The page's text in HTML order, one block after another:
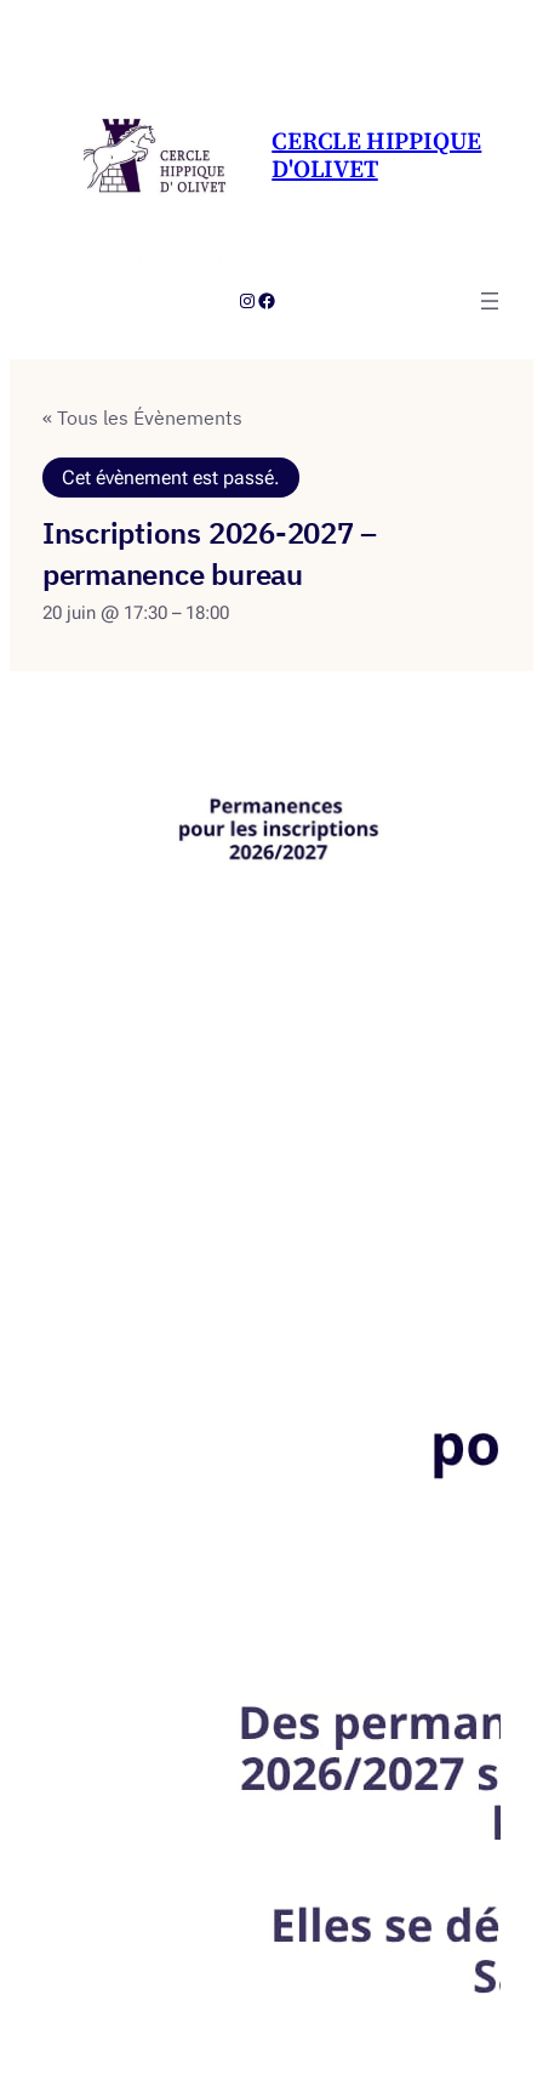
CERCLE HIPPIQUE
D'OLIVET
Instagram
Facebook
« Tous les Évènements
Cet évènement est passé.
Inscriptions 2026-2027 –
permanence bureau
20 juin @ 17:30– 18:00